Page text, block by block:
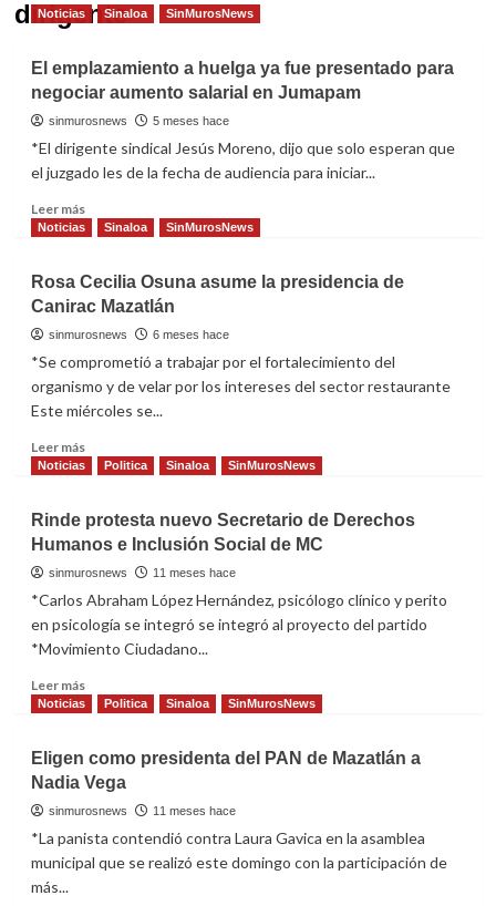
dirigente
Noticias Sinaloa SinMurosNews
El emplazamiento a huelga ya fue presentado para
negociar aumento salarial en Jumapam
sinmurosnews 5 meses hace
*El dirigente sindical Jesús Moreno, dijo que solo esperan que
el juzgado les de la fecha de audiencia para iniciar...
Leer másRead
more
emplazamiento
a
huelga
fue
presentado
para
aumento
salarial
Jumapam
Noticias Sinaloa SinMurosNews
Rosa Cecilia Osuna asume la presidencia de
Canirac Mazatlán
sinmurosnews 6 meses hace
*Se comprometió a trabajar por el fortalecimiento del
organismo y de velar por los intereses del sector restaurante
Este miércoles se...
Leer másRead
more
Cecilia
Osuna
asume
la
de
Canirac
Noticias Politica Sinaloa SinMurosNews
Rinde protesta nuevo Secretario de Derechos
Humanos e Inclusión Social de MC
sinmurosnews 11 meses hace
*Carlos Abraham López Hernández, psicólogo clínico y perito
en psicología se integró se integró al proyecto del partido
*Movimiento Ciudadano...
Leer másRead
more
protesta
nuevo
Secretario
de
Humanos
Noticias Politica Sinaloa SinMurosNews
Eligen como presidenta del PAN de Mazatlán a
Nadia Vega
sinmurosnews 11 meses hace
*La panista contendió contra Laura Gavica en la asamblea
municipal que se realizó este domingo con la participación de
más...